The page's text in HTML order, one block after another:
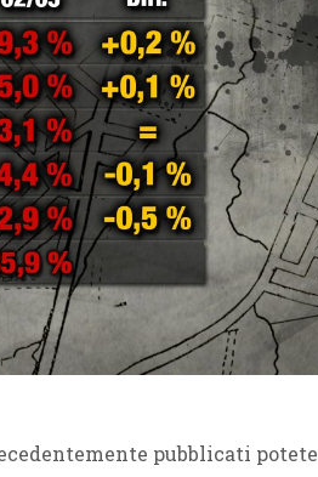
pubblicati potete